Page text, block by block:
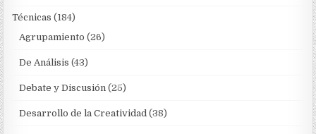
Técnicas (184)
Agrupamiento (26)
De Análisis (43)
Debate y Discusión (25)
Desarrollo de la Creatividad (38)